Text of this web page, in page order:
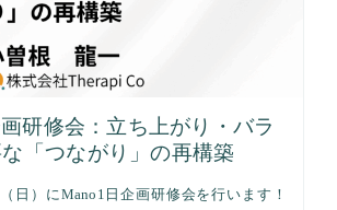
研修会：立ち上がり・バラ
「つながり」の再構築
日）にMano1日企画研修会を行います！